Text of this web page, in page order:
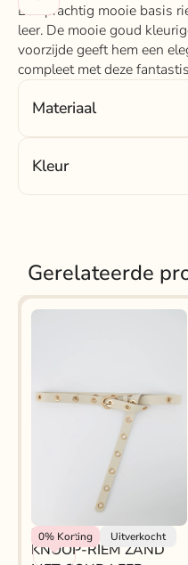
Een prachtig mooie basis
leer. De mooie goud
voorzijde geeft hem een
compleet met deze
Materiaal
Kleur
Gerelateerde
0% Korting Uitverkocht
Rokjeklokje
KNOOP-RIEM ZAND